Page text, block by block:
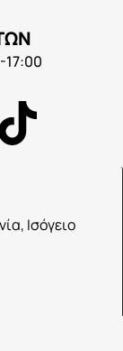
17:00
Ισόγειο